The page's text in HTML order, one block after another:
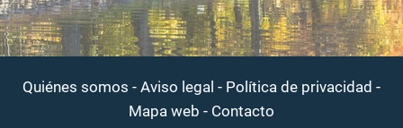
Quiénes somos - Aviso legal - Política de privacidad -
Mapa web - Contacto